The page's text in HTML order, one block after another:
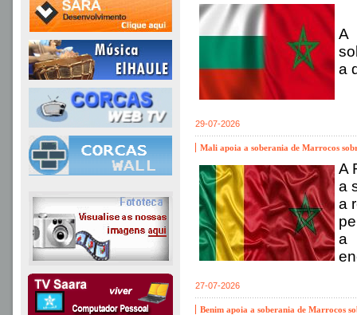
A
a
29-07-2026
Mali apoia a soberania de Marrocos
A
a
a
a
27-07-2026
Benim apoia a soberania de Marrocos